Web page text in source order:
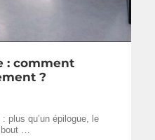
: comment
?
plus qu’un épilogue, le
bout …